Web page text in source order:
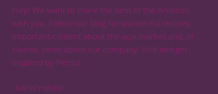
Hey! We want to share the best of the Amazon
with you. Follow our blog for wonderful recipes,
important content about the açaí market and, of
course, news about our company. Visit and get
inspired by Petruz.
Social media: